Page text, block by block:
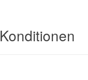
Konditionen